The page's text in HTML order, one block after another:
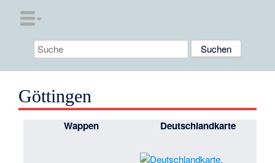
Göttingen
Wappen Deutschlandkarte